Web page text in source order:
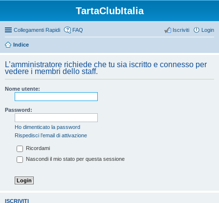
TartaClubItalia
Collegamenti Rapidi FAQ Login
Iscriviti
Indice
L’amministratore richiede che tu sia iscritto e connesso per
vedere i membri dello staff.
Nome utente:
Password:
Ho dimenticato la password
Rispedisci l’email di attivazione
Ricordami
Nascondi il mio stato per questa sessione
ISCRIVITI